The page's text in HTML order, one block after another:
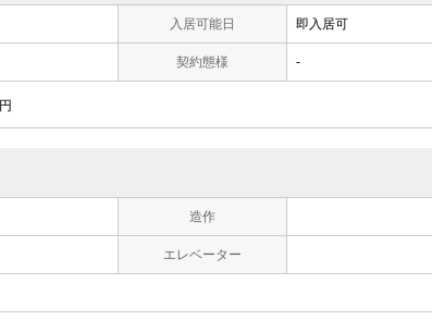
入居可能日 即入居可
契約態様 -
造作
エレベーター